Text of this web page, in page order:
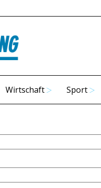
Wirtschaft Sport